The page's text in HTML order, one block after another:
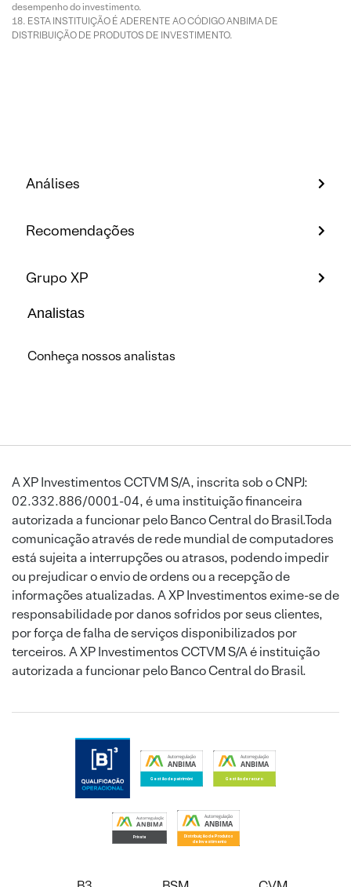
desempenho do investimento.
ESTA INSTITUIÇÃO É ADERENTE AO CÓDIGO ANBIMA DE
DISTRIBUIÇÃO DE PRODUTOS DE INVESTIMENTO.
Análises
Recomendações
Grupo XP
Analistas
Conheça nossos analistas
A XP Investimentos CCTVM S/A, inscrita sob o CNPJ:
02.332.886/0001-04, é uma instituição financeira
autorizada a funcionar pelo Banco Central do Brasil.Toda
comunicação através de rede mundial de computadores
está sujeita a interrupções ou atrasos, podendo impedir
ou prejudicar o envio de ordens ou a recepção de
informações atualizadas. A XP Investimentos exime-se de
responsabilidade por danos sofridos por seus clientes,
por força de falha de serviços disponibilizados por
terceiros. A XP Investimentos CCTVM S/A é instituição
autorizada a funcionar pelo Banco Central do Brasil.